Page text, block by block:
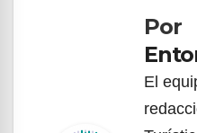
entradasPor
El